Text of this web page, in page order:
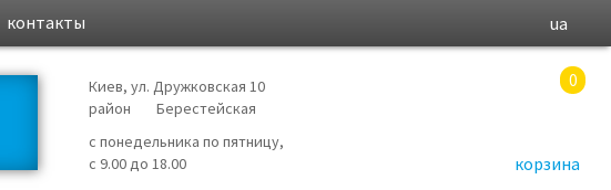
контакты ua
Киев, ул. Дружковская 10
район
Берестейская
с понедельника по пятницу,
с 9.00 до 18.00
0
корзина